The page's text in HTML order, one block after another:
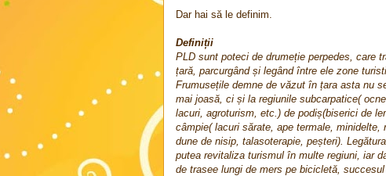
Dar hai să le definim.
Definiții
PLD sunt poteci de drumeție perpedes, care
țară, parcurgând și legând între ele zone
Frumusețile demne de văzut în țara asta nu
mai joasă, ci și la regiunile subcarpatice(
lacuri, agroturism, etc.) de podiș(biserici de
câmpie( lacuri sărate, ape termale,
dune de nisip, talasoterapie, peșteri).
putea revitaliza turismul în multe regiuni, iar
de trasee lungi de mers pe bicicletă,